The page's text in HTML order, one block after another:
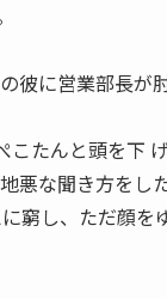
彼に営業部長が
たんと頭を下 げ
悪な聞き方をした
窮し、ただ顔を